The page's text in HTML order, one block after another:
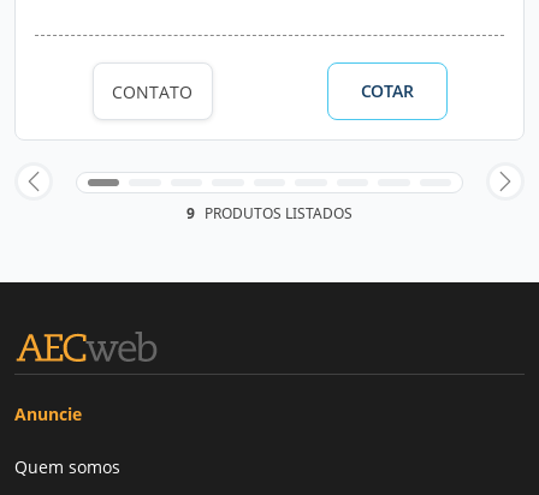
CONTATO COTAR
9 PRODUTOS LISTADOS
Anuncie
Quem somos